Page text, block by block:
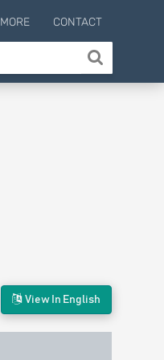
MORE CONTACT
View In English